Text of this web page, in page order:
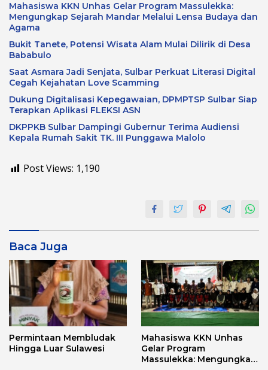
Mahasiswa KKN Unhas Gelar Program Massulekka:
Mengungkap Sejarah Mandar Melalui Lensa Budaya dan
Agama
Bukit Tanete, Potensi Wisata Alam Mulai Dilirik di Desa
Bababulo
Saat Asmara Jadi Senjata, Sulbar Perkuat Literasi Digital
Cegah Kejahatan Love Scamming
Dukung Digitalisasi Kepegawaian, DPMPTSP Sulbar Siap
Terapkan Aplikasi FLEKSI ASN
DKPPKB Sulbar Dampingi Gubernur Terima Audiensi
Kepala Rumah Sakit TK. III Punggawa Malolo
Post Views: 1,190
Baca Juga
Permintaan Membludak
Hingga Luar Sulawesi
Mahasiswa KKN Unhas
Gelar Program
Massulekka: Mengungkap